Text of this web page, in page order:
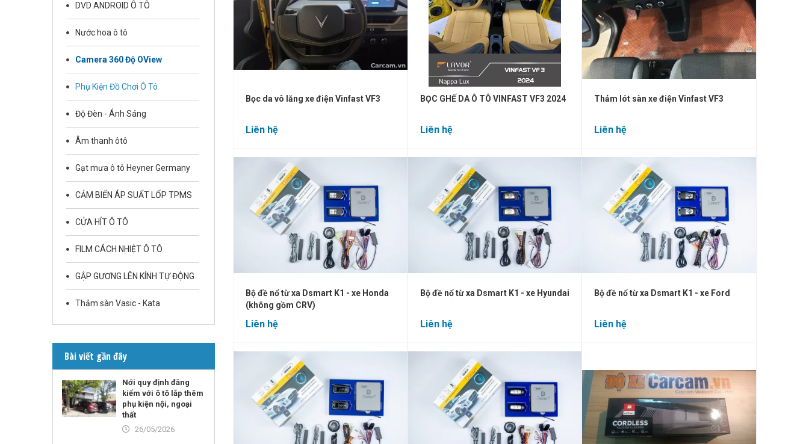
DVD ANDROID Ô TÔ
Nước hoa ô tô
Camera 360 Độ OView
Phụ Kiện Đồ Chơi Ô Tô
Độ Đèn - Ánh Sáng
Âm thanh ôtô
Gạt mưa ô tô Heyner Germany
CẢM BIẾN ÁP SUẤT LỐP TPMS
CỬA HÍT Ô TÔ
FILM CÁCH NHIỆT Ô TÔ
GẬP GƯƠNG LÊN KÍNH TỰ ĐỘNG
Thảm sàn Vasic - Kata
Bài viết gần đây
Nới quy định đăng
kiểm với ô tô lắp thêm
phụ kiện nội, ngoại
thất
26/05/2026
Bọc da vô lăng xe điện Vinfast VF3
Liên hệ
BỌC GHẾ DA Ô TÔ VINFAST VF3 2024
Liên hệ
Thảm lót sàn xe điện Vinfast VF3
Liên hệ
Bộ đề nổ từ xa Dsmart K1 - xe Honda
(không gồm CRV)
Liên hệ
Bộ đề nổ từ xa Dsmart K1 - xe Hyundai
Liên hệ
Bộ đề nổ từ xa Dsmart K1 - xe Ford
Liên hệ